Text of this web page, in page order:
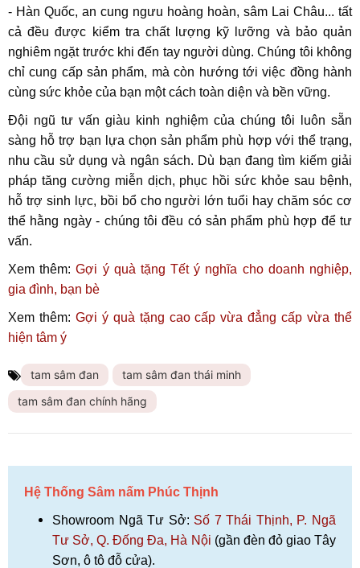
- Hàn Quốc, an cung ngưu hoàng hoàn, sâm Lai Châu... tất
cả đều được kiểm tra chất lượng kỹ lưỡng và bảo quản
nghiêm ngặt trước khi đến tay người dùng. Chúng tôi không
chỉ cung cấp sản phẩm, mà còn hướng tới việc đồng hành
cùng sức khỏe của bạn một cách toàn diện và bền vững.
Đội ngũ tư vấn giàu kinh nghiệm của chúng tôi luôn sẵn
sàng hỗ trợ bạn lựa chọn sản phẩm phù hợp với thể trạng,
nhu cầu sử dụng và ngân sách. Dù bạn đang tìm kiếm giải
pháp tăng cường miễn dịch, phục hồi sức khỏe sau bệnh,
hỗ trợ sinh lực, bồi bổ cho người lớn tuổi hay chăm sóc cơ
thể hằng ngày - chúng tôi đều có sản phẩm phù hợp để tư
vấn.
Xem thêm:Gợi ý quà tặng Tết ý nghĩa cho doanh nghiệp,
gia đình, bạn bè
Xem thêm: Gợi ý quà tặng cao cấp vừa đẳng cấp vừa thể
hiện tâm ý
tam sâm đan
tam sâm đan thái minh
tam sâm đan chính hãng
Hệ Thống Sâm nấm Phúc Thịnh
Showroom Ngã Tư Sở: Số 7 Thái Thịnh, P. Ngã
Tư Sở, Q. Đống Đa, Hà Nội (gần đèn đỏ giao Tây
Sơn, ô tô đỗ cửa).